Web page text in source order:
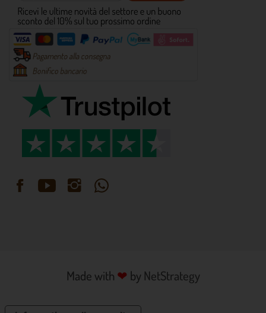
Made with ❤ by NetStrategy